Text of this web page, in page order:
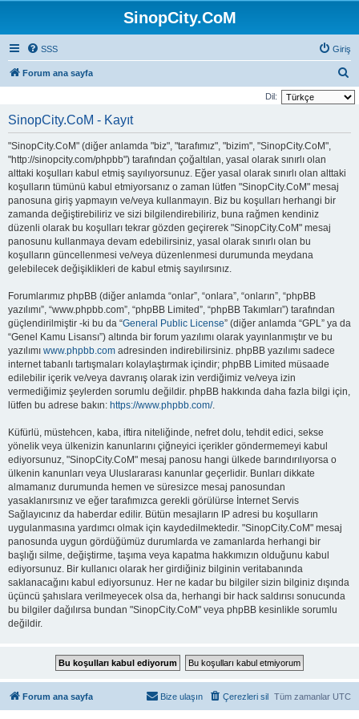
SinopCity.CoM
SSS Giriş
Forum ana sayfa
r
Dil:
SinopCity.CoM - Kayıt
"SinopCity.CoM" (diğer anlamda "biz", "tarafımız", "bizim", "SinopCity.CoM",
"http://sinopcity.com/phpbb") tarafından çoğaltılan, yasal olarak sınırlı olan
alttaki koşulları kabul etmiş sayılıyorsunuz. Eğer yasal olarak sınırlı olan alttaki
koşulların tümünü kabul etmiyorsanız o zaman lütfen "SinopCity.CoM" mesaj
panosuna giriş yapmayın ve/veya kullanmayın. Biz bu koşulları herhangi bir
zamanda değiştirebiliriz ve sizi bilgilendirebiliriz, buna rağmen kendiniz
düzenli olarak bu koşulları tekrar gözden geçirerek "SinopCity.CoM" mesaj
panosunu kullanmaya devam edebilirsiniz, yasal olarak sınırlı olan bu
koşulların güncellenmesi ve/veya düzenlenmesi durumunda meydana
gelebilecek değişiklikleri de kabul etmiş sayılırsınız.
Forumlarımız phpBB (diğer anlamda “onlar”, “onlara”, “onların”, “phpBB
yazılımı”, “www.phpbb.com”, “phpBB Limited”, “phpBB Takımları”) tarafından
güçlendirilmiştir -ki bu da “General Public License” (diğer anlamda “GPL” ya da
“Genel Kamu Lisansı”) altında bir forum yazılımı olarak yayınlanmıştır ve bu
yazılımı www.phpbb.com adresinden indirebilirsiniz. phpBB yazılımı sadece
internet tabanlı tartışmaları kolaylaştırmak içindir; phpBB Limited müsaade
edilebilir içerik ve/veya davranış olarak izin verdiğimiz ve/veya izin
vermediğimiz şeylerden sorumlu değildir. phpBB hakkında daha fazla bilgi için,
lütfen bu adrese bakın: https://www.phpbb.com/.
Küfürlü, müstehcen, kaba, iftira niteliğinde, nefret dolu, tehdit edici, sekse
yönelik veya ülkenizin kanunlarını çiğneyici içerikler göndermemeyi kabul
ediyorsunuz, "SinopCity.CoM" mesaj panosu hangi ülkede barındırılıyorsa o
ülkenin kanunları veya Uluslararası kanunlar geçerlidir. Bunları dikkate
almamanız durumunda hemen ve süresizce mesaj panosundan
yasaklanırsınız ve eğer tarafımızca gerekli görülürse İnternet Servis
Sağlayıcınız da haberdar edilir. Bütün mesajların IP adresi bu koşulların
uygulanmasına yardımcı olmak için kaydedilmektedir. "SinopCity.CoM" mesaj
panosunda uygun gördüğümüz durumlarda ve zamanlarda herhangi bir
başlığı silme, değiştirme, taşıma veya kapatma hakkımızın olduğunu kabul
ediyorsunuz. Bir kullanıcı olarak her girdiğiniz bilginin veritabanında
saklanacağını kabul ediyorsunuz. Her ne kadar bu bilgiler sizin bilginiz dışında
üçüncü şahıslara verilmeyecek olsa da, herhangi bir hack saldırısı sonucunda
bu bilgiler dağılırsa bundan "SinopCity.CoM" veya phpBB kesinlikle sorumlu
değildir.
Forum ana sayfa Tüm zamanlar UTC
Çerezleri sil
Bize ulaşın